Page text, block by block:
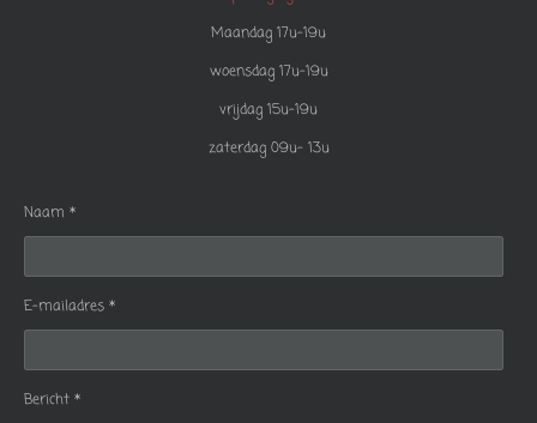
Maandag 17u-19u
woensdag 17u-19u
vrijdag 15u-19u
zaterdag 09u- 13u
Naam *
E-mailadres *
Bericht *